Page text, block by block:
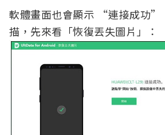
軟體畫面也會顯示 “連接成功”
描，先來看「恢復丟失圖片」：